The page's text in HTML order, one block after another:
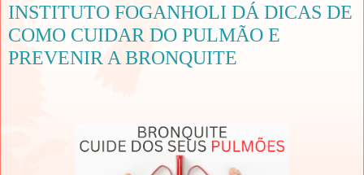
INSTITUTO FOGANHOLI DÁ DICAS DE
COMO CUIDAR DO PULMÃO E
PREVENIR A BRONQUITE